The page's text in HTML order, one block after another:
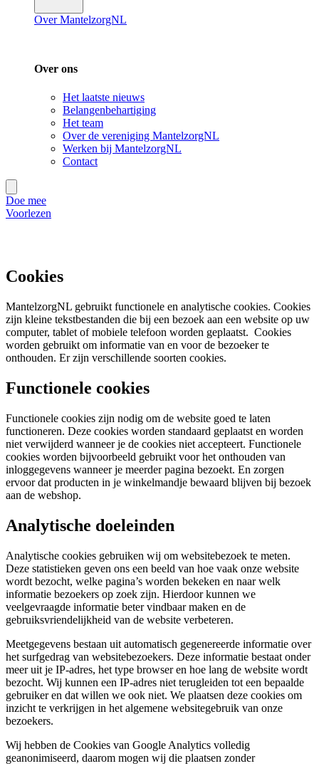
Over MantelzorgNL
Over ons
Het laatste nieuws
Belangenbehartiging
Het team
Over de vereniging MantelzorgNL
Werken bij MantelzorgNL
Contact
Doe mee
Voorlezen
Cookies
MantelzorgNL gebruikt functionele en analytische cookies. Cookies
zijn kleine tekstbestanden die bij een bezoek aan een website op uw
computer, tablet of mobiele telefoon worden geplaatst. Cookies
worden gebruikt om informatie van en voor de bezoeker te
onthouden. Er zijn verschillende soorten cookies.
Functionele cookies
Functionele cookies zijn nodig om de website goed te laten
functioneren. Deze cookies worden standaard geplaatst en worden
niet verwijderd wanneer je de cookies niet accepteert. Functionele
cookies worden bijvoorbeeld gebruikt voor het onthouden van
inloggegevens wanneer je meerder pagina bezoekt. En zorgen
ervoor dat producten in je winkelmandje bewaard blijven bij bezoek
aan de webshop.
Analytische doeleinden
Analytische cookies gebruiken wij om websitebezoek te meten.
Deze statistieken geven ons een beeld van hoe vaak onze website
wordt bezocht, welke pagina’s worden bekeken en naar welk
informatie bezoekers op zoek zijn. Hierdoor kunnen we
veelgevraagde informatie beter vindbaar maken en de
gebruiksvriendelijkheid van de website verbeteren.
Meetgegevens bestaan uit automatisch gegenereerde informatie over
het surfgedrag van websitebezoekers. Deze informatie bestaat onder
meer uit je IP-adres, het type browser en hoe lang de website wordt
bezocht. Wij kunnen een IP-adres niet terugleiden tot een bepaalde
gebruiker en dat willen we ook niet. We plaatsen deze cookies om
inzicht te verkrijgen in het algemene websitegebruik van onze
bezoekers.
Wij hebben de Cookies van Google Analytics volledig
geanonimiseerd, daarom mogen wij die plaatsen zonder